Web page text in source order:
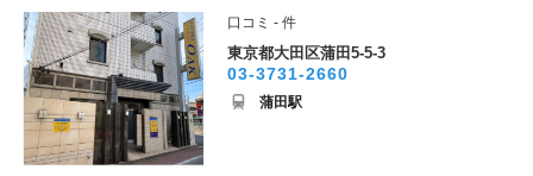
口コミ - 件
東京都大田区蒲田5-5-3
03-3731-2660
蒲田駅